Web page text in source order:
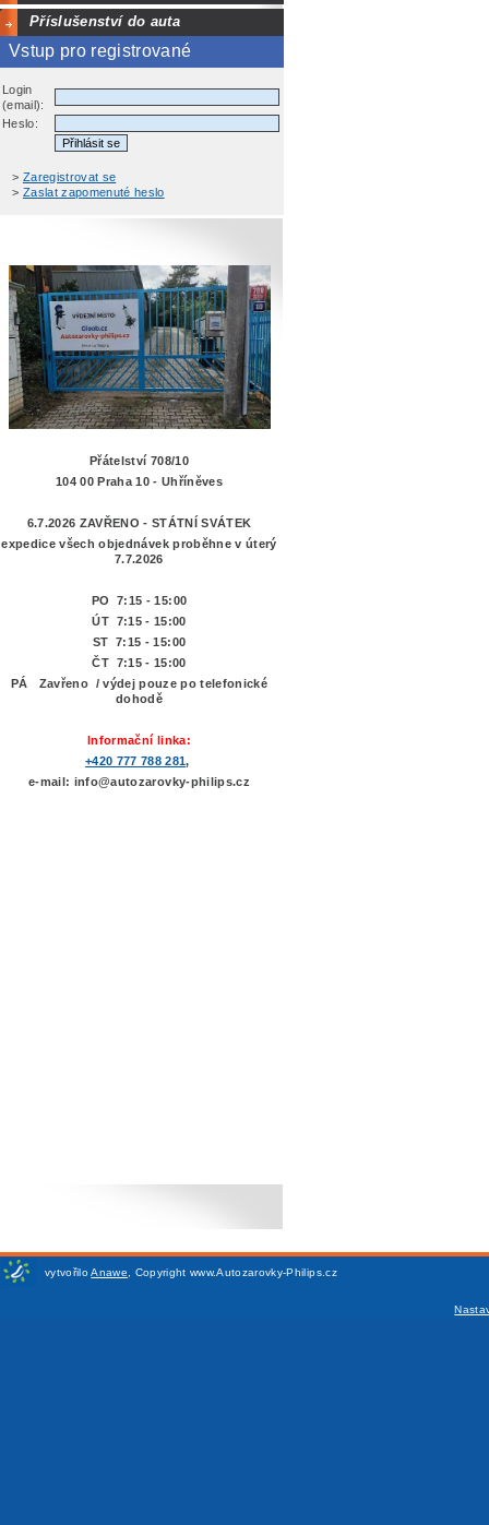
Příslušenství do auta
Vstup pro registrované
Login
(email):
Heslo:
> Zaregistrovat se
> Zaslat zapomenuté heslo
Přátelství 708/10
104 00 Praha 10 - Uhříněves
6.7.2026 ZAVŘENO - STÁTNÍ SVÁTEK
expedice všech objednávek proběhne v úterý
7.7.2026
PO 7:15 - 15:00
ÚT 7:15 - 15:00
ST 7:15 - 15:00
ČT 7:15 - 15:00
PÁ Zavřeno / výdej pouze po telefonické
dohodě
Informační linka:
+420 777 788 281,
e-mail: info@autozarovky-philips.cz
vytvořiloAnawe Copyright www.Autozarovky-Philips.cz